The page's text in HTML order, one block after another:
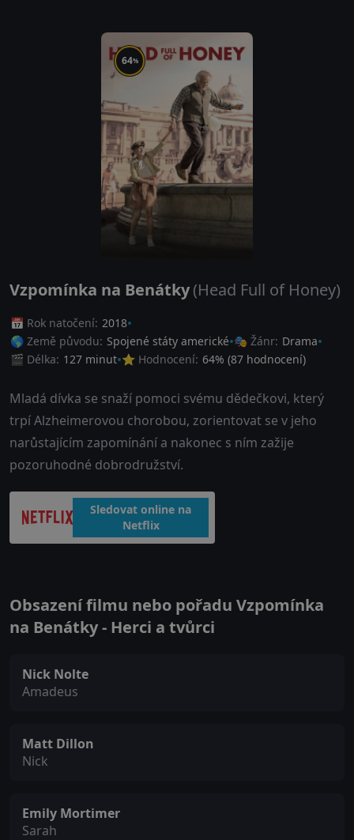
64%
Vzpomínka na Benátky(Head Full of Honey)
📅 Rok natočení: 2018
🌎 Země původu: Spojené státy americké 🎭 Žánr: Drama
🎬 Délka: 127 minut ⭐ Hodnocení: 64% (87 hodnocení)
Mladá dívka se snaží pomoci svému dědečkovi, který
trpí Alzheimerovou chorobou, zorientovat se v jeho
narůstajícím zapomínání a nakonec s ním zažije
pozoruhodné dobrodružství.
Sledovat online na
Netflix
Obsazení filmu nebo pořadu Vzpomínka
na Benátky - Herci a tvůrci
Nick Nolte
Amadeus
Matt Dillon
Nick
Emily Mortimer
Sarah